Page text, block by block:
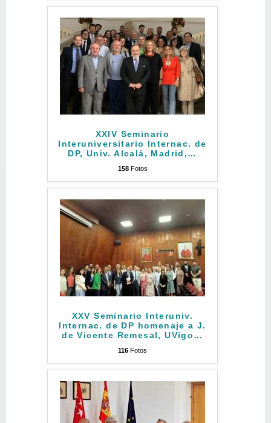
XXIV Seminario
Interuniversitario Internac. de
DP, Univ. Alcalá, Madrid,…
158Fotos
XXV Seminario Interuniv.
Internac. de DP homenaje a J.
de Vicente Remesal, UVigo…
116 Fotos